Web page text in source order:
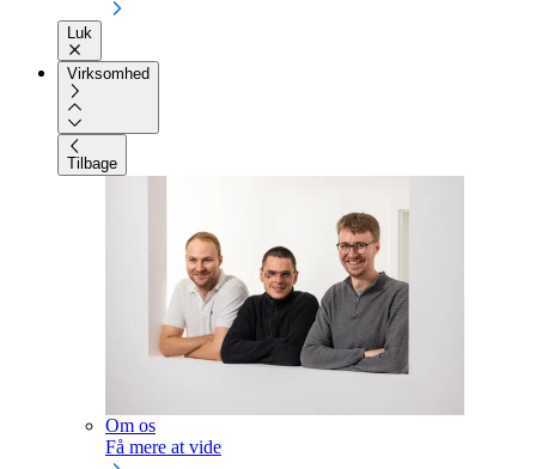
Luk
Virksomhed
Tilbage
Om os
Få mere at vide